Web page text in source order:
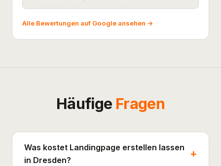
Alle Bewertungen auf Google ansehen →
Häufige Fragen
Was kostet Landingpage erstellen lassen
in Dresden?